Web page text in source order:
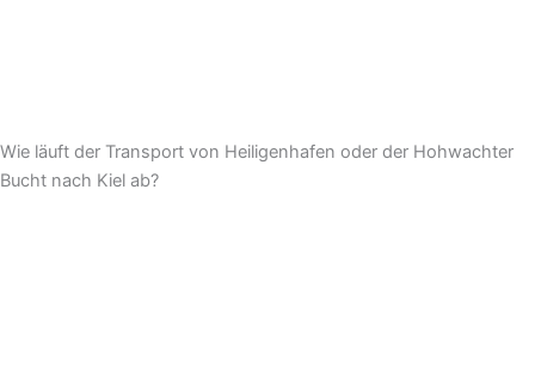
Wie läuft der Transport von Heiligenhafen oder der Hohwachter
Bucht nach Kiel ab?